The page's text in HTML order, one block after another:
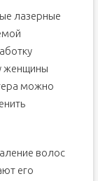
лазерные
женщины
можно
волос
его